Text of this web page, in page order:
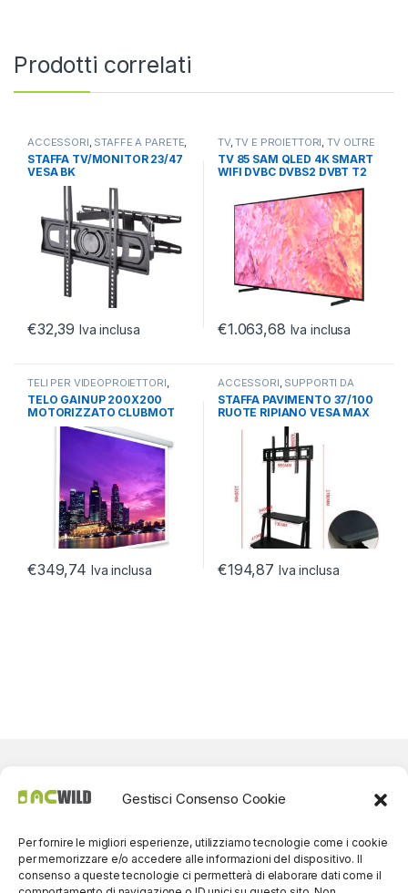
Gestisci Consenso Cookie
Per fornire le migliori esperienze, utilizziamo tecnologie come i cookie
per memorizzare e/o accedere alle informazioni del dispositivo. Il
consenso a queste tecnologie ci permetterà di elaborare dati come il
Prodotti correlati
ACCESSORI, STAFFE A PARETE,
TV E PROIETTORI
STAFFA TV/MONITOR 23/47
VESA BK
MAX45KG/400*400/INCLI E
LUNGHEZZA
€32,39 Iva inclusa
TV,TV E PROIETTORI,TV OLTRE
48
TV 85 SAM QLED 4K SMART
WIFI DVBC DVBS2 DVBT T2
€1.063,68 Iva inclusa
TELI PER VIDEOPROIETTORI,
TELI PER VIDEOPROIETTORI
E PROIETTORI
TELO GAINUP 200X200
MOTORIZZATO CLUBMOT
€349,74 Iva inclusa
ACCESSORI, SUPPORTI DA
TERRA, TV E PROIETTORI
STAFFA PAVIMENTO 37/100
RUOTE RIPIANO VESA MAX
900X600 120KG
€194,87 Iva inclusa